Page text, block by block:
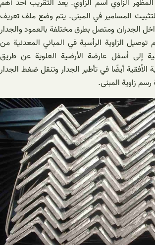
الزاوي اسم الزاوي. يعد التقريب أحد أهم
المسامير في المبنى. يتم وضع ملف تعريف
داخل الجدران ومتصل بطرق مختلفة بالعمود والجدار
الزاوية الرأسية في المباني المعدنية من
إلى أسفل عارضة الأرضية العلوية عن طريق
الأفقية أيضًا في تأطير الجدار وتنقل ضغط الجدار
زاوية المبنى.